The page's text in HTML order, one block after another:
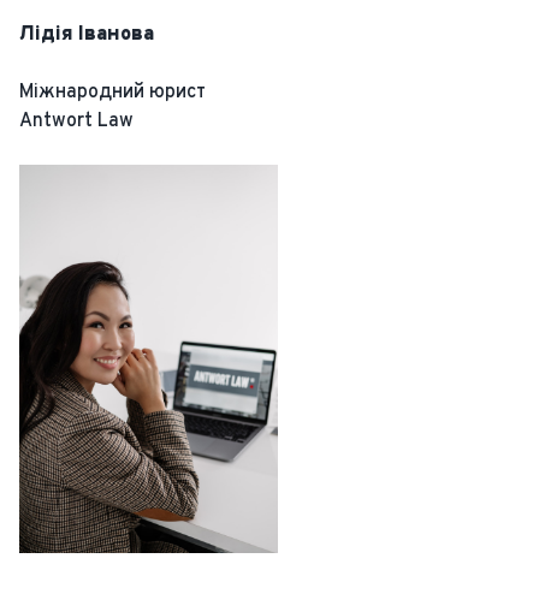
Лідія Іванова
Міжнародний юрист
Antwort Law